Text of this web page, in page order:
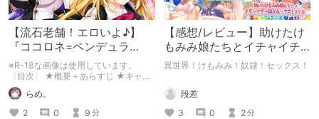
【流石老舗！エロいよ♪】
『ココロネ=ペンデュラ
ム！』紹介感想⇒こんな人
にオススメ！
※R-18な画像は使用しています。
〈目次〉 ★概要＋あらすじ ★キャラ
クター＋各ルートについて ★プレイ
したからわかる！こんな人にオスス
メ！！ ★おわりに……
らめ。
2
0 9 分
【感想/レビュー】助けたけ
もみみ娘たちとイチャイチ
ャ懐かれックスしまくる異
異世界！けもみみ！奴隷！セックス！
段差
3
0 2分